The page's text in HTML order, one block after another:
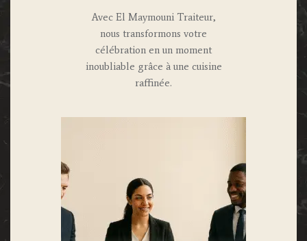
Avec El Maymouni Traiteur,
nous transformons votre
célébration en un moment
inoubliable grâce à une cuisine
raffinée.